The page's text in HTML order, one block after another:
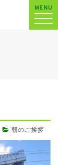
MENU
朝のご挨拶